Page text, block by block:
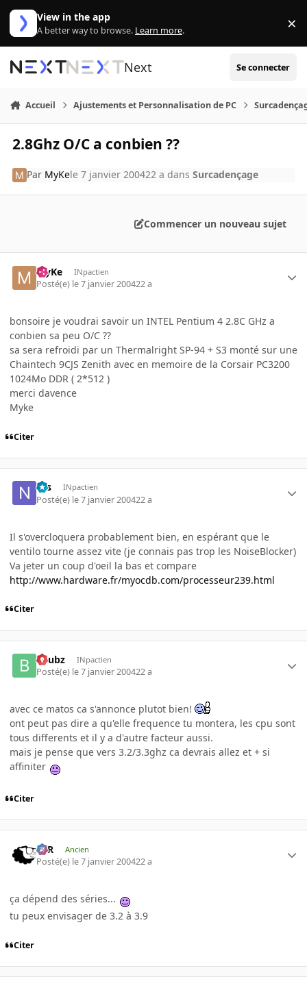
Aller au contenu
View in the app
A better way to browse. Learn more. ×
Next Se connecter
Accueil Ajustements et Personnalisation de PC
2.8Ghz O/C a conbien ??
Par MyKele 7 janvier 200422 a dansSurcadençage
Commencer un nouveau sujet
MyKe INpactien
Posté(e) le 7 janvier 200422 a
bonsoire je voudrai savoir un INTEL Pentium 4 2.8C GHz a
conbien sa peu O/C ??
sa sera refroidi par un Thermalright SP-94 + S3 monté sur une
Chaintech 9CJS Zenith avec en memoire de la Corsair PC3200
1024Mo DDR ( 2*512 )
merci davence
Myke
Citer
Nis INpactien
Posté(e) le 7 janvier 200422 a
Il s'overcloquera probablement bien, en espérant que le
ventilo tourne assez vite (je connais pas trop les NoiseBlocker)
Va jeter un coup d'oeil la bas et compare
http://www.hardware.fr/myocdb.com/processeur239.html
Citer
beubz INpactien
Posté(e) le 7 janvier 200422 a
avec ce matos ca s'annonce plutot bien!
ont peut pas dire a qu'elle frequence tu montera, les cpu sont
tous differents et il y a d'autre facteur aussi.
mais je pense que vers 3.2/3.3ghz ca devrais allez et + si
affiniter
Citer
KzR Ancien
Posté(e) le 7 janvier 200422 a
ça dépend des séries...
tu peux envisager de 3.2 à 3.9
Citer